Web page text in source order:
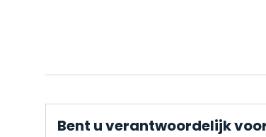
Bent u verantwoordelijk